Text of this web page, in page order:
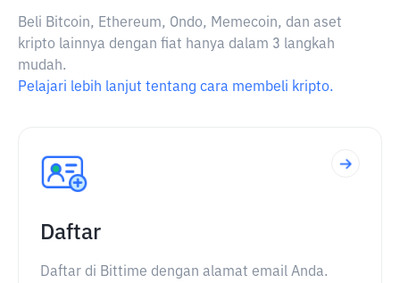
Beli Bitcoin, Ethereum, Ondo, Memecoin, dan aset
kripto lainnya dengan fiat hanya dalam 3 langkah
mudah.
Pelajari lebih lanjut tentang cara membeli kripto.
Daftar
Daftar di Bittime dengan alamat email Anda.